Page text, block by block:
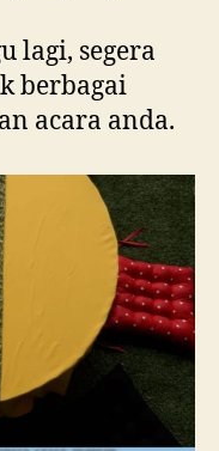
lagi, segera
berbagai
acara anda.